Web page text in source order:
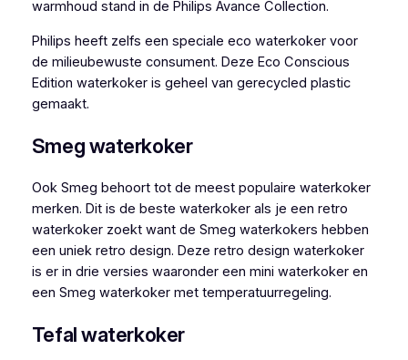
warmhoud stand in de Philips Avance Collection.
Philips heeft zelfs een speciale eco waterkoker voor
de milieubewuste consument. Deze Eco Conscious
Edition waterkoker is geheel van gerecycled plastic
gemaakt.
Smeg waterkoker
Ook Smeg behoort tot de meest populaire waterkoker
merken. Dit is de beste waterkoker als je een retro
waterkoker zoekt want de Smeg waterkokers hebben
een uniek retro design. Deze retro design waterkoker
is er in drie versies waaronder een mini waterkoker en
een Smeg waterkoker met temperatuurregeling.
Tefal waterkoker